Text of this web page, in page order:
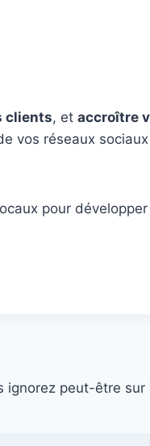
clients, et accroître
vos réseaux
pour
ignorez peut-être